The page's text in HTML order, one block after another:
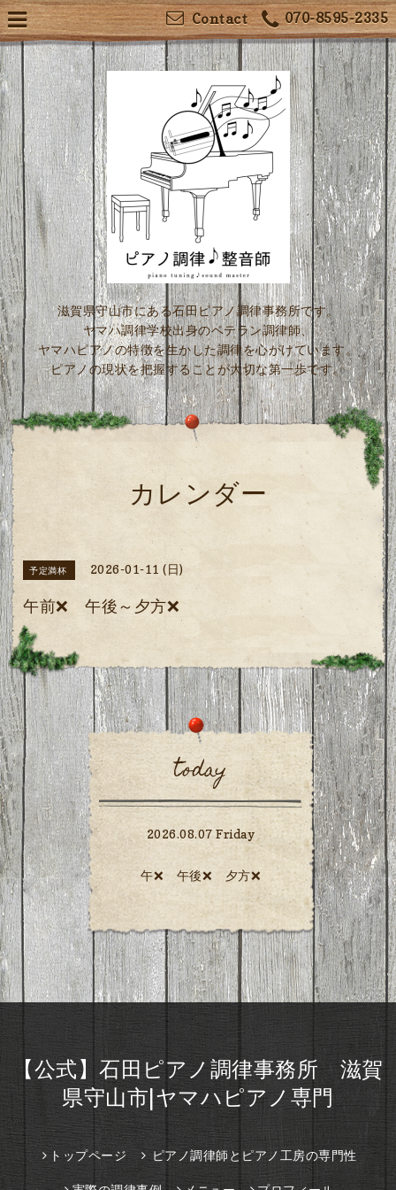
070-8595-2335
Contact
滋賀県守山市にある石田ピアノ調律事務所です。
ヤマハ調律学校出身のベテラン調律師、
ヤマハピアノの特徴を生かした調律を心がけています。
ピアノの現状を把握することが大切な第一歩です。
カレンダー
予定満杯 2026-01-11 (日)
午前❌️ 午後～夕方❌️
today
2026.08.07 Friday
午❌ 午後❌ 夕方❌️
【公式】石田ピアノ調律事務所 滋賀
県守山市|ヤマハピアノ専門
トップページ ピアノ調律師とピアノ工房の専門性